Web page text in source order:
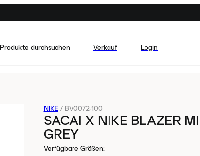
Produkte durchsuchen Verkauf Login
NIKE / BV0072-100
SACAI X NIKE BLAZER
GREY
Verfügbare Größen: